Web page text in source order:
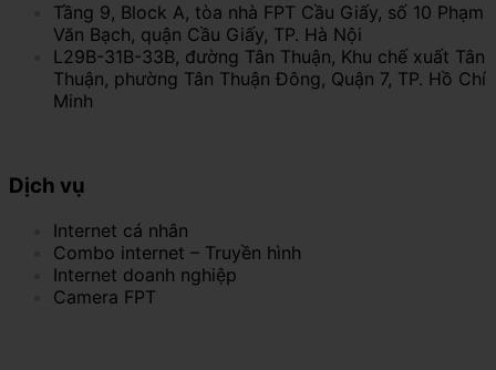
Tầng 9, Block A, tòa nhà FPT Cầu Giấy, số 10 Phạm
Văn Bạch, quận Cầu Giấy, TP. Hà Nội
L29B-31B-33B, đường Tân Thuận, Khu chế xuất Tân
Thuận, phường Tân Thuận Đông, Quận 7, TP. Hồ Chí
Minh
Dịch vụ
Internet cá nhân
Combo internet – Truyền hình
Internet doanh nghiệp
Camera FPT